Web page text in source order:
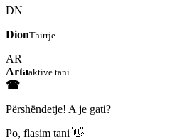
DN
DionThirrje
AR
Artaaktive tani
☎
Përshëndetje! A je gati?
Po, flasim tani 👋